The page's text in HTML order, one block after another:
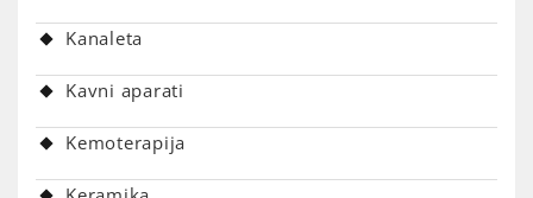
Kanaleta
Kavni aparati
Kemoterapija